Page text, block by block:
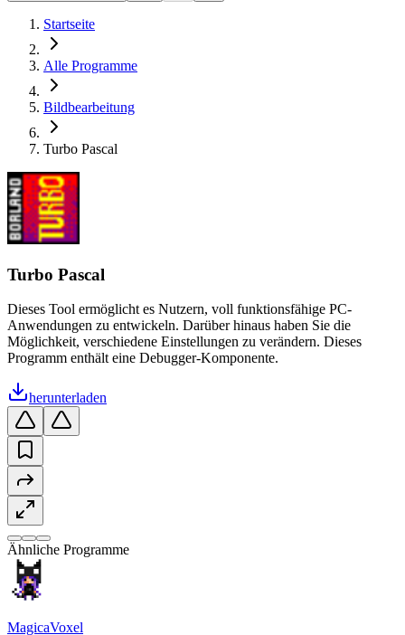
Startseite
Alle Programme
Bildbearbeitung
Turbo Pascal
Turbo Pascal
Dieses Tool ermöglicht es Nutzern, voll funktionsfähige PC-
Anwendungen zu entwickeln. Darüber hinaus haben Sie die
Möglichkeit, verschiedene Einstellungen zu verändern. Dieses
Programm enthält eine Debugger-Komponente.
herunterladen
Ähnliche Programme
MagicaVoxel